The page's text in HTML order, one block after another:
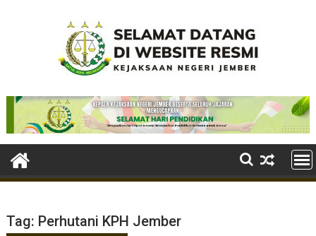
Tag: Perhutani KPH Jember